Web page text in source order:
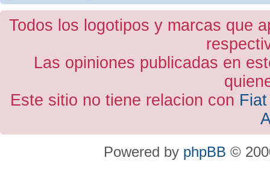
Todos los logotipos y marcas que
Las opiniones publicadas en
Este sitio no tiene relacion con
Powered by phpBB ©